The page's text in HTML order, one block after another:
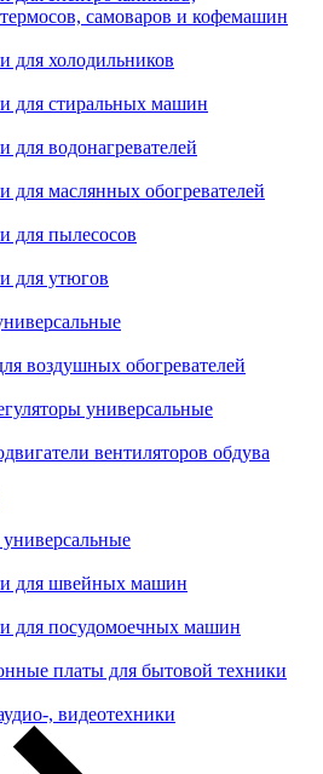
самоваров и кофемашин
для холодильников
для стиральных машин
для водонагревателей
для маслянных обогревателей
для пылесосов
для утюгов
воздушных обогревателей
универсальные
вентиляторов обдува
для швейных машин
для посудомоечных машин
платы для бытовой техники
, видеотехники